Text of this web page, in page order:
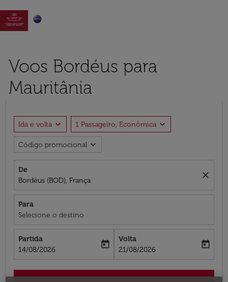

Voos Bordéus para
Mauritânia
Ida e volta expand_more 1 Passageiro, Econômica expand_more
Código promocional expand_more
De
Bordéus (BOD), França
close
Para
Selecione o destino
Partida
fc-booking-departure-date-aria-label
14/08/2026
today
Volta
fc-booking-return-date-aria-label
21/08/2026
today